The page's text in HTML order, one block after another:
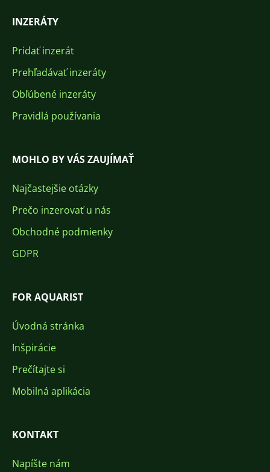
INZERÁTY
Pridať inzerát
Prehľadávať inzeráty
Obľúbené inzeráty
Pravidlá používania
MOHLO BY VÁS ZAUJÍMAŤ
Najčastejšie otázky
Prečo inzerovať u nás
Obchodné podmienky
GDPR
FOR AQUARIST
Úvodná stránka
Inšpirácie
Prečítajte si
Mobilná aplikácia
KONTAKT
Napíšte nám